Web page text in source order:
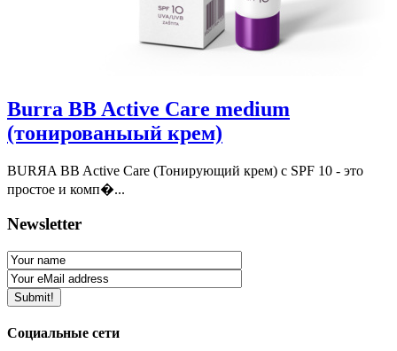
Burra BB Active Care medium
(тонированыый крем)
BURЯA BB Active Care (Тонирующий крем) с SPF 10 - это
простое и комп�...
Newsletter
Социальные сети